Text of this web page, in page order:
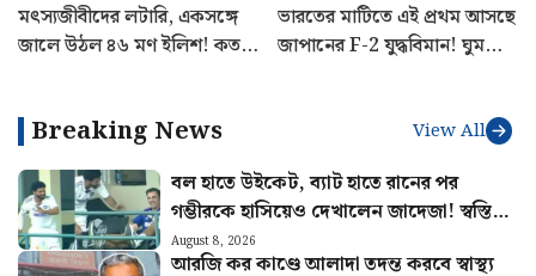
মৎস্যজীবীদের লটারি, একসঙ্গে
জালে উঠল ৪৬ মণ ইলিশ! কত
ভারতের মাটিতে এই প্রথম আসছে
জাপানের F-2 যুদ্ধবিমান! ঘুম
Breaking News View All
বল হাতে উইকেট, ব্যাট হাতে রানের পর
গম্ভীরকে হাসিয়েও দেখালেন জাদেজা! স্বস্তিতে
ভারতীয় দল
August 8, 2026
আরজি কর কাণ্ডে আলাদা তদন্ত করবে স্বাস্থ্য